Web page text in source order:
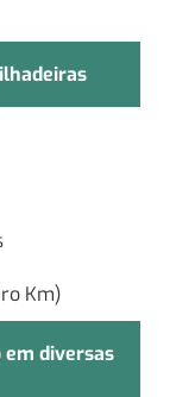
Km)
em diversas